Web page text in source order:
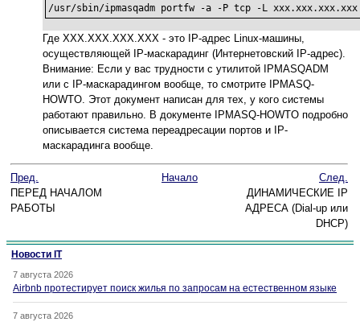
/usr/sbin/ipmasqadm portfw -a -P tcp -L xxx.xxx.xxx.xxx
Где XXX.XXX.XXX.XXX - это IP-адрес Linux-машины,
осуществляющей IP-маскарадинг (Интернетовский IP-адрес).
Внимание: Если у вас трудности с утилитой IPMASQADM
или с IP-маскарадингом вообще, то смотрите IPMASQ-
HOWTO. Этот документ написан для тех, у кого системы
работают правильно. В документе IPMASQ-HOWTO подробно
описывается система переадресации портов и IP-
маскарадинга вообще.
Пред. Начало
След.
ПЕРЕД НАЧАЛОМ
РАБОТЫ
ДИНАМИЧЕСКИЕ IP
АДРЕСА (Dial-up или
DHCP)
Новости IT
7 августа 2026
Airbnb протестирует поиск жилья по запросам на естественном языке
7 августа 2026